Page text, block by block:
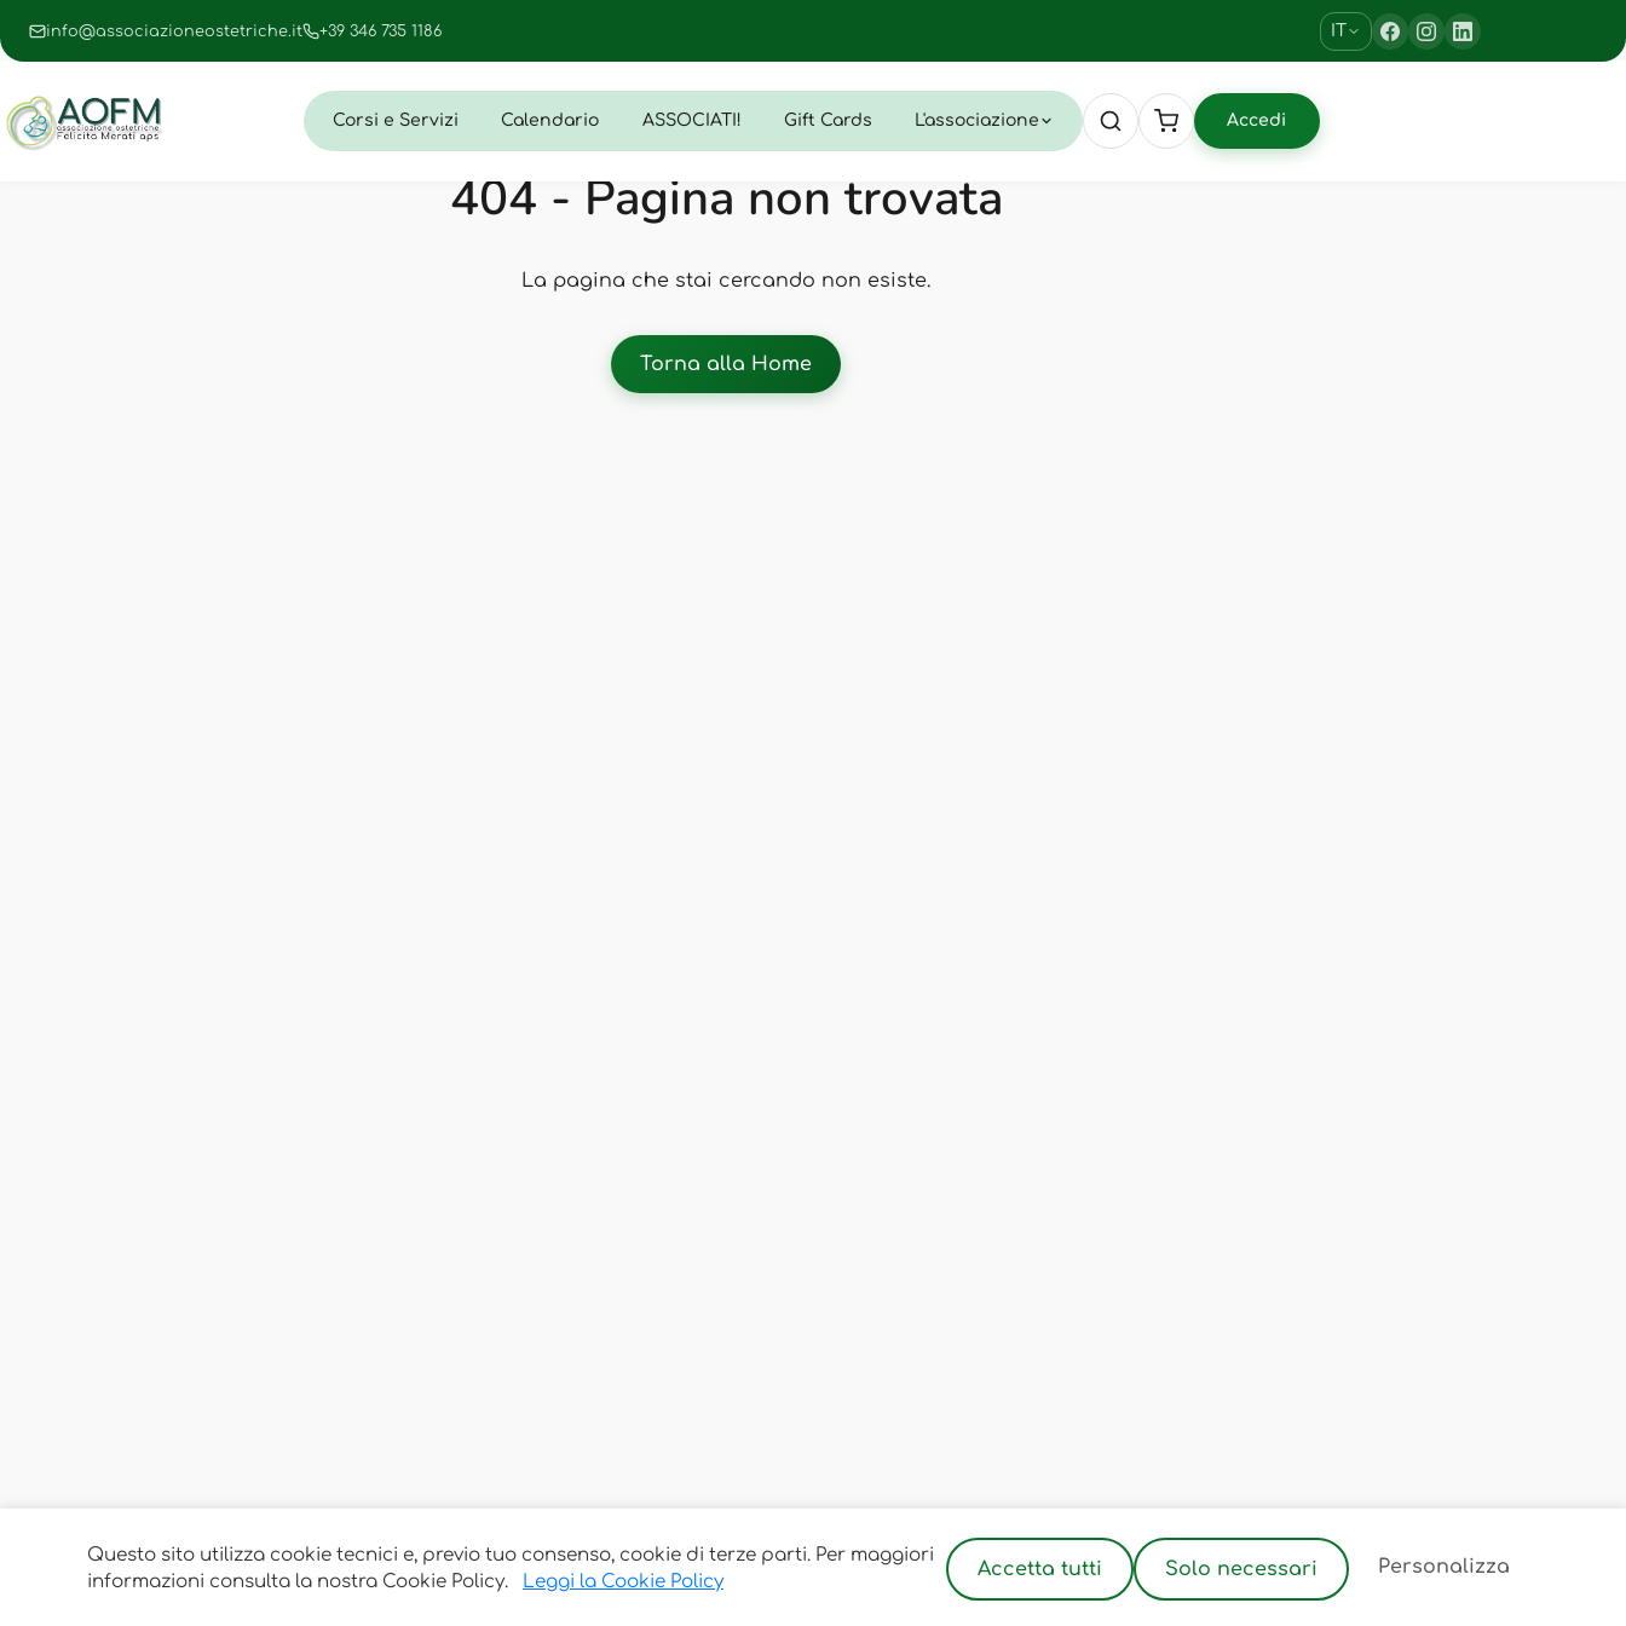
info@associazioneostetriche.it +39 346 735 1186 IT
Corsi e Servizi Calendario ASSOCIATI! Gift Cards L'associazione Accedi
404 - Pagina non trovata
La pagina che stai cercando non esiste.
Torna alla Home
Questo sito utilizza cookie tecnici e, previo tuo consenso, cookie di terze parti. Per maggiori
informazioni consulta la nostra Cookie Policy.
Leggi la Cookie Policy
Accetta tutti Solo necessari Personalizza